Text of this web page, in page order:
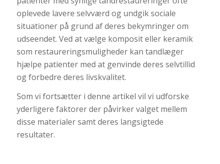
oplevede lavere selvværd og undgik sociale
situationer på grund af deres bekymringer om
udseendet. Ved at vælge komposit eller keramik
som restaureringsmuligheder kan tandlæger
hjælpe patienter med at genvinde deres selvtillid
og forbedre deres livskvalitet.
Som vi fortsætter i denne artikel vil vi udforske
yderligere faktorer der påvirker valget mellem
disse materialer samt deres langsigtede
resultater.